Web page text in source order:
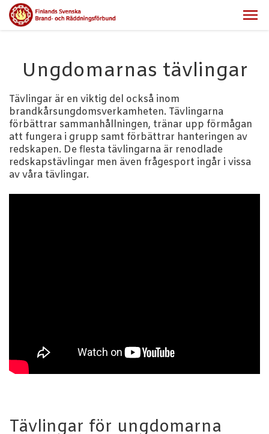
Ungdomarnas tävlingar
Tävlingar är en viktig del också inom
brandkårsungdomsverkamheten. Tävlingarna
förbättrar sammanhållningen, tränar upp förmågan
att fungera i grupp samt förbättrar hanteringen av
redskapen. De flesta tävlingarna är renodlade
redskapstävlingar men även frågesport ingår i vissa
av våra tävlingar.
Tävlingar för ungdomarna